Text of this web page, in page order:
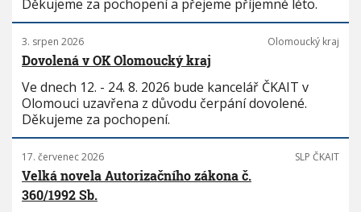
Děkujeme za pochopení a přejeme příjemné léto.
3. srpen 2026 Olomoucký kraj
Dovolená v OK Olomoucký kraj
Ve dnech 12. - 24. 8. 2026 bude kancelář ČKAIT v
Olomouci uzavřena z důvodu čerpání dovolené.
Děkujeme za pochopení.
17. červenec 2026 SLP ČKAIT
Velká novela Autorizačního zákona č.
360/1992 Sb.